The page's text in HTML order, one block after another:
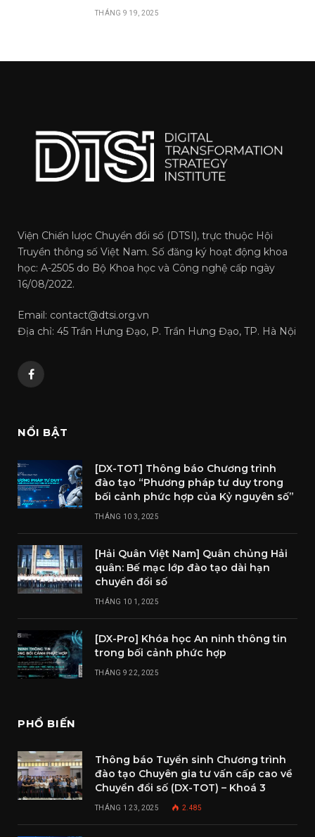
THÁNG 9 19, 2025
Viện Chiến lược Chuyển đổi số (DTSI), trực thuộc Hội
Truyền thông số Việt Nam. Số đăng ký hoạt động khoa
học: A-2505 do Bộ Khoa học và Công nghệ cấp ngày
16/08/2022.
Email: contact@dtsi.org.vn
Địa chỉ: 45 Trần Hưng Đạo, P. Trần Hưng Đạo, TP. Hà Nội
Facebook
NỔI BẬT
[DX-TOT] Thông báo Chương trình
đào tạo “Phương pháp tư duy trong
bối cảnh phức hợp của Kỷ nguyên số”
THÁNG 10 3, 2025
[Hải Quân Việt Nam] Quân chủng Hải
quân: Bế mạc lớp đào tạo dài hạn
chuyển đổi số
THÁNG 10 1, 2025
[DX-Pro] Khóa học An ninh thông tin
trong bối cảnh phức hợp
THÁNG 9 22, 2025
PHỔ BIẾN
Thông báo Tuyển sinh Chương trình
đào tạo Chuyên gia tư vấn cấp cao về
Chuyển đổi số (DX-TOT) – Khoá 3
THÁNG 1 23, 2025 2.485